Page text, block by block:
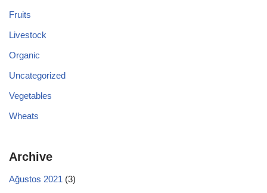
Fruits
Livestock
Organic
Uncategorized
Vegetables
Wheats
Archive
Ağustos 2021 (3)